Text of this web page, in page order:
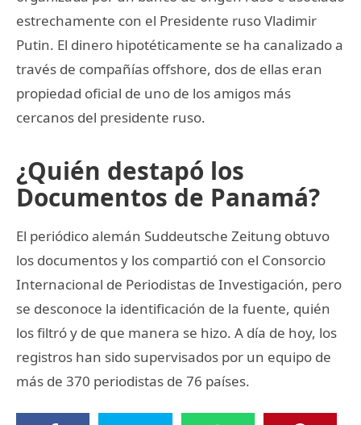
estrechamente con el Presidente ruso Vladimir
Putin. El dinero hipotéticamente se ha canalizado a
través de compañías offshore, dos de ellas eran
propiedad oficial de uno de los amigos más
cercanos del presidente ruso.
¿Quién destapó los
Documentos de Panamá?
El periódico alemán Suddeutsche Zeitung obtuvo
los documentos y los compartió con el Consorcio
Internacional de Periodistas de Investigación, pero
se desconoce la identificación de la fuente, quién
los filtró y de que manera se hizo. A día de hoy, los
registros han sido supervisados por un equipo de
más de 370 periodistas de 76 países.